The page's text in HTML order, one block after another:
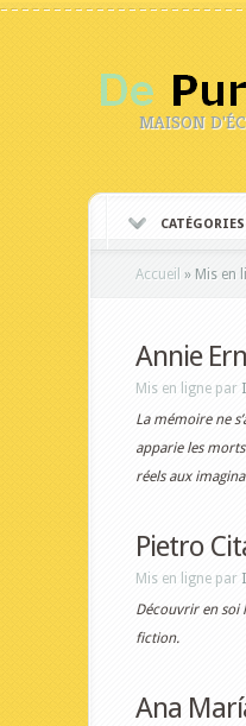
MAISON
Accueil » Mis en
Annie
Mis en ligne par
La mémoire ne
apparie les
réels aux
Pietro
Mis en ligne par
Découvrir en soi
fiction.
Ana